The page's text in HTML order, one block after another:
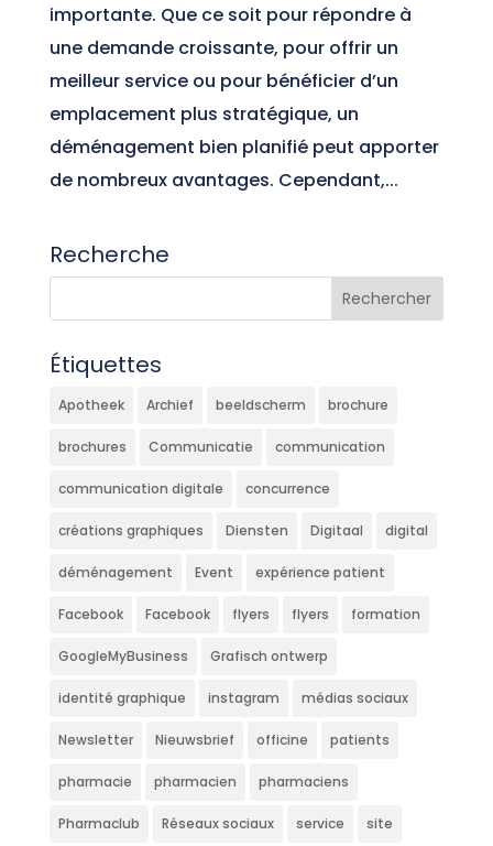
importante. Que ce soit pour répondre à
une demande croissante, pour offrir un
meilleur service ou pour bénéficier d’un
emplacement plus stratégique, un
déménagement bien planifié peut apporter
de nombreux avantages. Cependant,...
Recherche
Étiquettes
Apotheek Archief beeldscherm brochure
brochures Communicatie communication
communication digitale concurrence
créations graphiques Diensten Digitaal digital
déménagement Event expérience patient
Facebook Facebook flyers flyers formation
GoogleMyBusiness Grafisch ontwerp
identité graphique instagram médias sociaux
Newsletter Nieuwsbrief officine patients
pharmacie pharmacien pharmaciens
Pharmaclub Réseaux sociaux service site